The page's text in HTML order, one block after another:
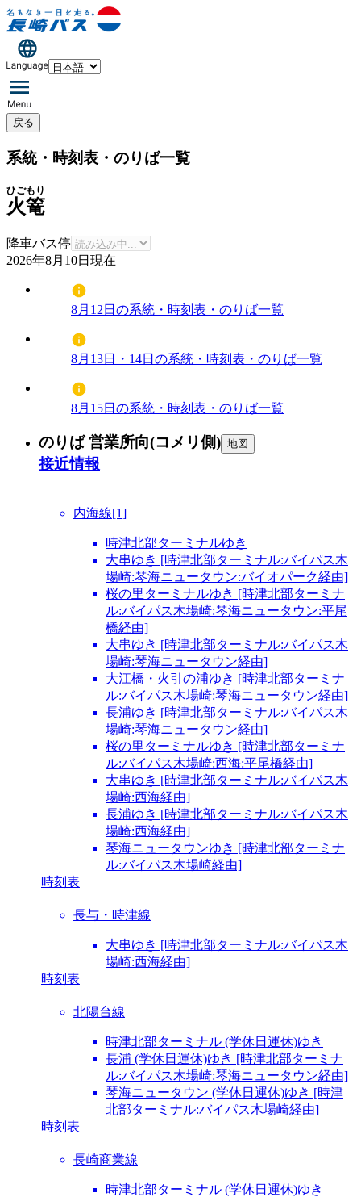
戻る
系統・時刻表・のりば一覧
火篭
ひごもり
降車バス停
2026年8月10日 現在
8月12日の系統・時刻表・のりば一覧
8月13日・14日の系統・時刻表・のりば一覧
8月15日の系統・時刻表・のりば一覧
のりば 営業所向(コメリ側) 地図
接近情報
内海線[1]
時津北部ターミナルゆき
大串ゆき [時津北部ターミナル:バイパス木
場崎:琴海ニュータウン:バイオパーク経由]
桜の里ターミナルゆき [時津北部ターミナ
ル:バイパス木場崎:琴海ニュータウン:平尾
橋経由]
大串ゆき [時津北部ターミナル:バイパス木
場崎:琴海ニュータウン経由]
大江橋・火引の浦ゆき [時津北部ターミナ
ル:バイパス木場崎:琴海ニュータウン経由]
長浦ゆき [時津北部ターミナル:バイパス木
場崎:琴海ニュータウン経由]
桜の里ターミナルゆき [時津北部ターミナ
ル:バイパス木場崎:西海:平尾橋経由]
大串ゆき [時津北部ターミナル:バイパス木
場崎:西海経由]
長浦ゆき [時津北部ターミナル:バイパス木
場崎:西海経由]
琴海ニュータウンゆき [時津北部ターミナ
ル:バイパス木場崎経由]
時刻表
長与・時津線
大串ゆき [時津北部ターミナル:バイパス木
場崎:西海経由]
時刻表
北陽台線
時津北部ターミナル (学休日運休)ゆき
長浦 (学休日運休)ゆき [時津北部ターミナ
ル:バイパス木場崎:琴海ニュータウン経由]
琴海ニュータウン (学休日運休)ゆき [時津
北部ターミナル:バイパス木場崎経由]
時刻表
長崎商業線
時津北部ターミナル (学休日運休)ゆき